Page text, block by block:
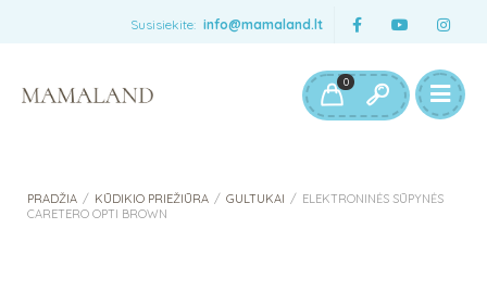
Susisiekite: info@mamaland.lt
0
PRADŽIA / KŪDIKIO PRIEŽIŪRA / GULTUKAI / ELEKTRONINĖS SŪPYNĖS
CARETERO OPTI BROWN